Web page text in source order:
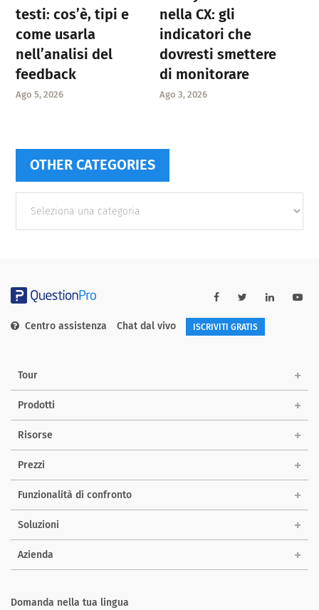
testi: cos’è, tipi e
come usarla
nell’analisi del
feedback
Ago 5, 2026
nella CX: gli
indicatori che
dovresti smettere
di monitorare
Ago 3, 2026
OTHER CATEGORIES
categories
Centro assistenza Chat dal vivo ISCRIVITI GRATIS
Tour
Prodotti
Risorse
Prezzi
Funzionalità di confronto
Soluzioni
Azienda
Domanda nella tua lingua